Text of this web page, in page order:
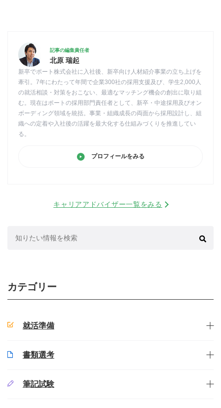
記事の編集責任者
北原 瑞起
新卒でポート株式会社に入社後、新卒向け人材紹介事業の立ち上げを
牽引。7年にわたって年間で企業300社の採用支援及び、学生2,000人
の就活相談・対策をおこない、最適なマッチング機会の創出に取り組
む。現在はポートの採用部門責任者として、新卒・中途採用及びオン
ボーディング領域を統括。事業・組織成長の両面から採用設計し、組
織への定着や入社後の活躍を最大化する仕組みづくりを推進してい
る。
プロフィールをみる
キャリアアドバイザー一覧をみる
カテゴリー
就活準備
書類選考
筆記試験